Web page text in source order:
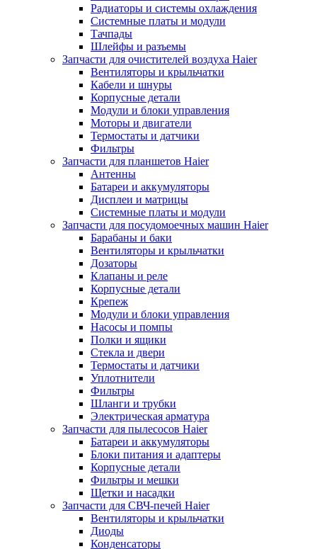
Радиаторы и системы охлаждения
Системные платы и модули
Тачпады
Шлейфы и разъемы
Запчасти для очистителей воздуха Haier
Вентиляторы и крыльчатки
Кабели и шнуры
Корпусные детали
Модули и блоки управления
Моторы и двигатели
Термостаты и датчики
Фильтры
Запчасти для планшетов Haier
Антенны
Батареи и аккумуляторы
Дисплеи и матрицы
Системные платы и модули
Запчасти для посудомоечных машин Haier
Барабаны и баки
Вентиляторы и крыльчатки
Дозаторы
Клапаны и реле
Корпусные детали
Крепеж
Модули и блоки управления
Насосы и помпы
Полки и ящики
Стекла и двери
Термостаты и датчики
Уплотнители
Фильтры
Шланги и трубки
Электрическая арматура
Запчасти для пылесосов Haier
Батареи и аккумуляторы
Блоки питания и адаптеры
Корпусные детали
Фильтры и мешки
Щетки и насадки
Запчасти для СВЧ-печей Haier
Вентиляторы и крыльчатки
Диоды
Конденсаторы